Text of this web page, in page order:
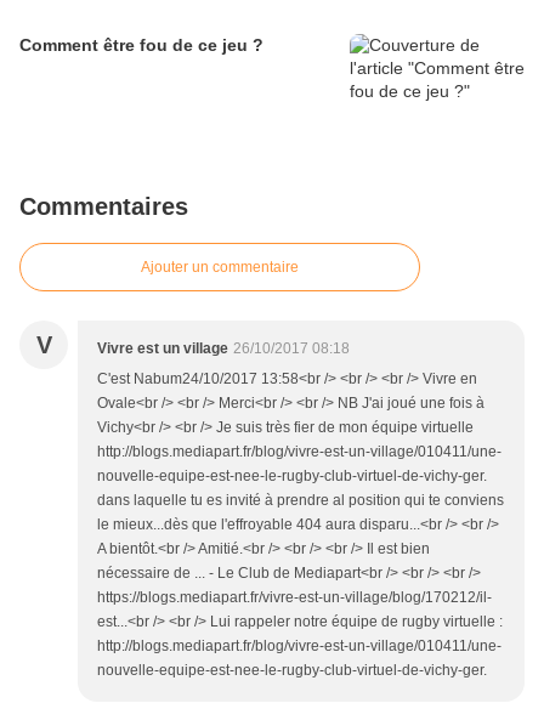
Comment être fou de ce jeu ?
Commentaires
Ajouter un commentaire
V Vivre est un village 26/10/2017 08:18
C'est Nabum24/10/2017 13:58<br /> <br /> <br /> Vivre en
Ovale<br /> <br /> Merci<br /> <br /> NB J'ai joué une fois à
Vichy<br /> <br /> Je suis très fier de mon équipe virtuelle
http://blogs.mediapart.fr/blog/vivre-est-un-village/010411/une-
nouvelle-equipe-est-nee-le-rugby-club-virtuel-de-vichy-ger.
dans laquelle tu es invité à prendre al position qui te conviens
le mieux...dès que l'effroyable 404 aura disparu...<br /> <br />
A bientôt.<br /> Amitié.<br /> <br /> <br /> Il est bien
nécessaire de ... - Le Club de Mediapart<br /> <br /> <br />
https://blogs.mediapart.fr/vivre-est-un-village/blog/170212/il-
est...<br /> <br /> Lui rappeler notre équipe de rugby virtuelle :
http://blogs.mediapart.fr/blog/vivre-est-un-village/010411/une-
nouvelle-equipe-est-nee-le-rugby-club-virtuel-de-vichy-ger.